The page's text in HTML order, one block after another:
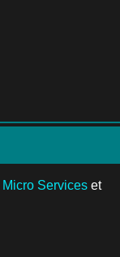
Micro Services et